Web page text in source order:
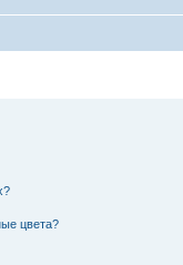
цвета?